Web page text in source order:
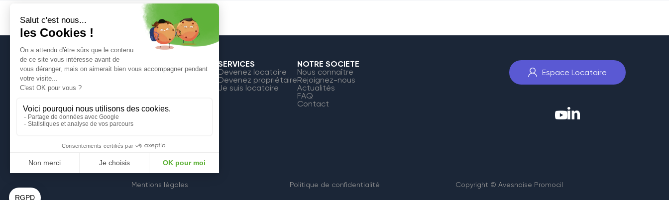
6, Rue de la Croix
SERVICES
Devenez locataire
Devenez propriétaire
Je suis locataire
NOTRE SOCIETE
Nous connaître
Rejoignez-nous
Actualités
FAQ
Contact
Espace Locataire
Mentions légales Politique de confidentialité Copyright © Avesnoise Promocil